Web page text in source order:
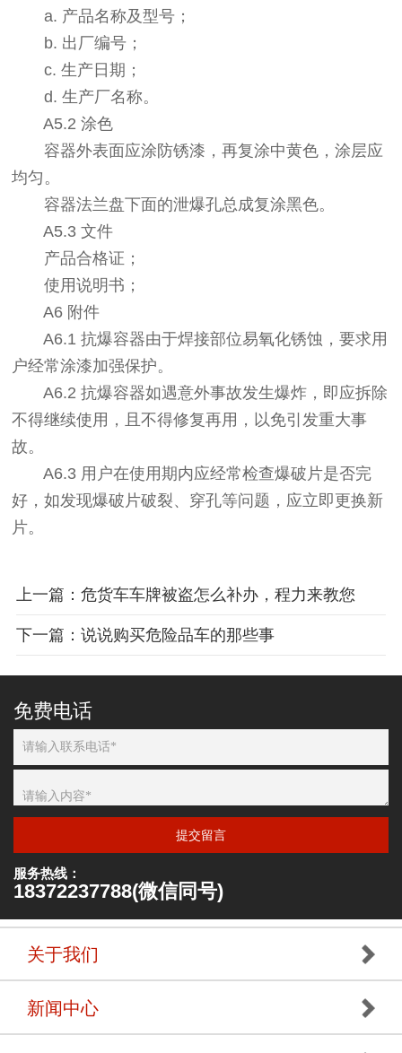
a. 产品名称及型号；
b. 出厂编号；
c. 生产日期；
d. 生产厂名称。
A5.2 涂色
容器外表面应涂防锈漆，再复涂中黄色，涂层应
均匀。
容器法兰盘下面的泄爆孔总成复涂黑色。
A5.3 文件
产品合格证；
使用说明书；
A6 附件
A6.1 抗爆容器由于焊接部位易氧化锈蚀，要求用
户经常涂漆加强保护。
A6.2 抗爆容器如遇意外事故发生爆炸，即应拆除
不得继续使用，且不得修复再用，以免引发重大事
故。
A6.3 用户在使用期内应经常检查爆破片是否完
好，如发现爆破片破裂、穿孔等问题，应立即更换新
片。
上一篇：危货车车牌被盗怎么补办，程力来教您
下一篇：说说购买危险品车的那些事
免费电话
提交留言
服务热线：
18372237788(微信同号)
关于我们
新闻中心